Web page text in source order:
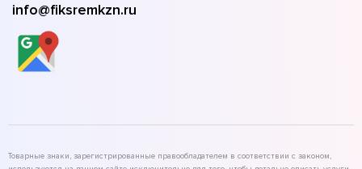
info@fiksremkzn.ru
Товарные знаки, зарегистрированные правообладателем в соответствии с законом,